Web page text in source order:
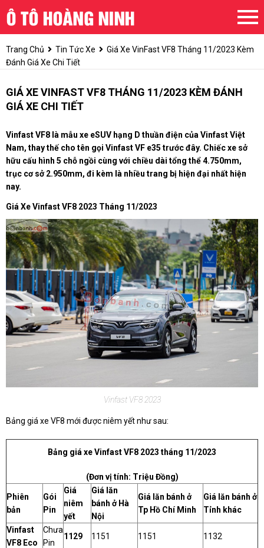
Trang Chủ Tin Tức Xe
Giá Xe VinFast VF8 Tháng 11/2023 Kèm
Đánh Giá Xe Chi Tiết
GIÁ XE VINFAST VF8 THÁNG 11/2023 KÈM ĐÁNH
GIÁ XE CHI TIẾT
Vinfast VF8 là mẫu xe eSUV hạng D thuần điện của Vinfast Việt
Nam, thay thế cho tên gọi Vinfast VF e35 trước đây. Chiếc xe sở
hữu cấu hình 5 chỗ ngồi cùng với chiều dài tổng thể 4.750mm,
trục cơ sở 2.950mm, đi kèm là nhiều trang bị hiện đại nhất hiện
nay.
Giá Xe Vinfast VF8 2023 Tháng 11/2023
Vinfast VF8 2023
Bảng giá xe VF8 mới được niêm yết như sau:
Bảng giá xe Vinfast VF8 2023 tháng 11/2023
(Đơn vị tính: Triệu Đồng)
Phiên
bản
Gói
Pin
Giá
niêm
yết
Giá lăn
bánh ở Hà
Nội
Giá lăn bánh ở
Tp Hồ Chí Minh
Giá lăn bánh ở
Tỉnh khác
Vinfast
VF8 Eco
Chưa
Pin
1129 1151 1151 1132